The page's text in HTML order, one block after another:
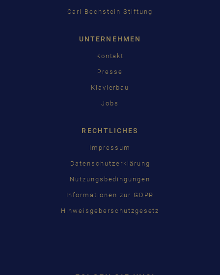
Carl Bechstein Stiftung
UNTERNEHMEN
Kontakt
Presse
Klavierbau
Jobs
RECHTLICHES
Impressum
Datenschutzerklärung
Nutzungsbedingungen
Informationen zur GDPR
Hinweisgeberschutzgesetz